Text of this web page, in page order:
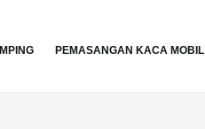
PEMASANGAN KACA MOBIL